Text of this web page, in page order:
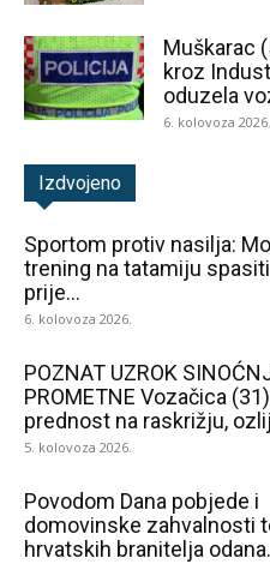
Muškarac
kroz
oduzela
6. kolovoza 2026.
Izdvojeno
Sportom protiv nasilja:
trening na tatamiju
prije...
6. kolovoza 2026.
POZNAT UZROK
PROMETNE Vozačica
prednost na raskrižju,
5. kolovoza 2026.
Povodom Dana pobjede i
domovinske zahvalnosti
hrvatskih branitelja